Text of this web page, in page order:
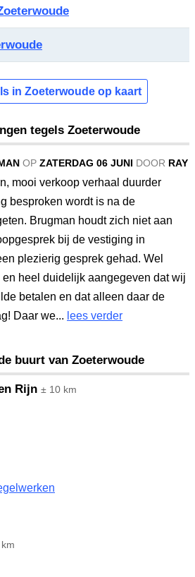
in Zoeterwoude op kaart
tegels Zoeterwoude
OP ZATERDAG 06 JUNI DOOR RAY
mooi verkoop verhaal duurder
besproken wordt is na de
Brugman houdt zich niet aan
bij de vestiging in
plezierig gesprek gehad. Wel
heel duidelijk aangegeven dat wij
betalen en dat alleen daar de
Daar we... lees verder
buurt van Zoeterwoude
Rijn ± 10 km